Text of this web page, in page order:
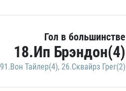
Гол в большинстве
18.Ип Брэндон(4)
91.Вон Тайлер(4), 26.Сквайрз Грег(2)